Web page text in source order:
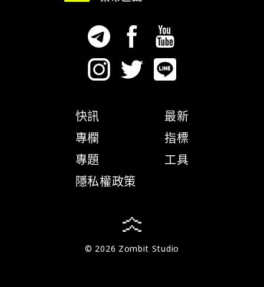
快訊
專欄
專題
隱私權政策
最新
指標
工具
© 2026 Zombit Studio